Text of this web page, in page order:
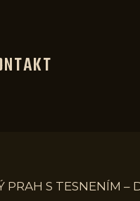
PRAH S TESNENÍM –